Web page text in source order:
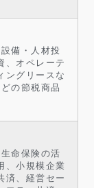
設備・人材投
、オペレーテ
ングリースな
どの節税商品
生命保険の活
、小規模企業
済、経営セー